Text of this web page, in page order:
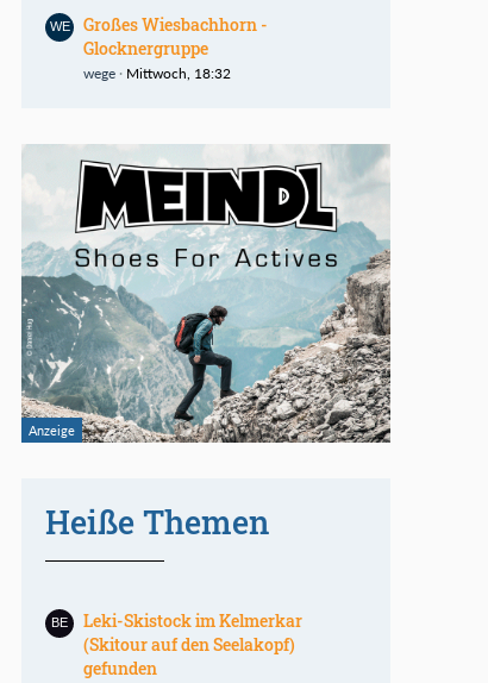
Großes Wiesbachhorn -
Glocknergruppe
wege Mittwoch, 18:32
Heiße Themen
Leki-Skistock im Kelmerkar
(Skitour auf den Seelakopf)
gefunden